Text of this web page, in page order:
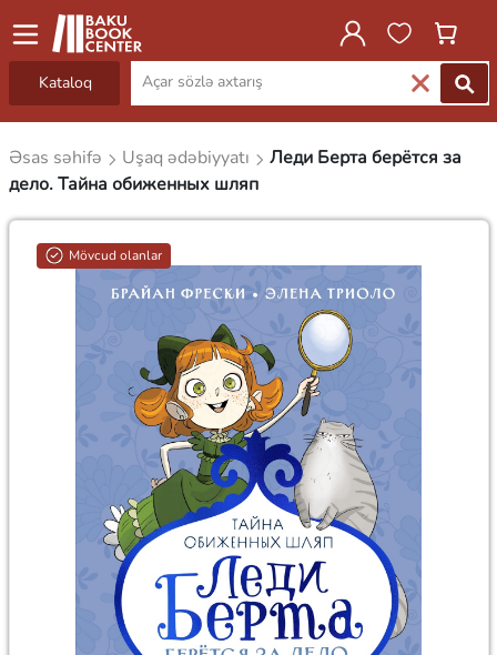
Kataloq
Əsas səhifə Uşaq ədəbiyyatı
Леди Берта берётся за
дело. Тайна обиженных шляп
Mövcud olanlar